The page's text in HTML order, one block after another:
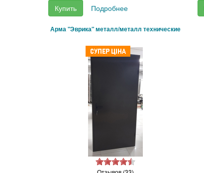
Купить Подробнее
Арма "Эврика" металл/металл технические